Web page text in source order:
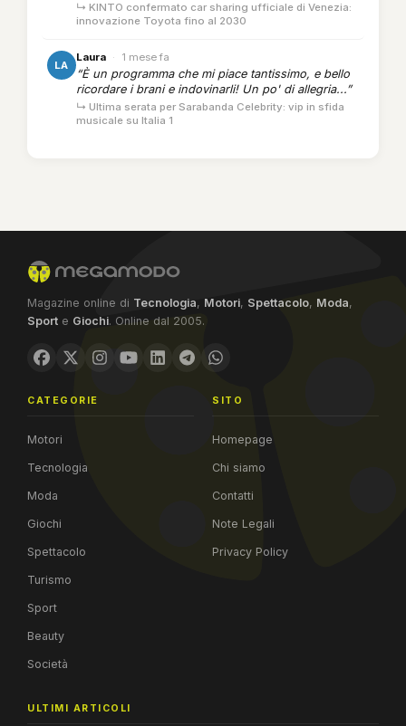
↳ KINTO confermato car sharing ufficiale di Venezia:
innovazione Toyota fino al 2030
LA
Laura · 1 mese fa
“È un programma che mi piace tantissimo, e bello
ricordare i brani e indovinarli! Un po' di allegria...”
↳ Ultima serata per Sarabanda Celebrity: vip in sfida
musicale su Italia 1
Magazine online di Tecnologia, Motori, Spettacolo, Moda,
Sport e Giochi. Online dal 2005.
CATEGORIE
Motori
Tecnologia
Moda
Giochi
Spettacolo
Turismo
Sport
Beauty
Società
SITO
Homepage
Chi siamo
Contatti
Note Legali
Privacy Policy
ULTIMI ARTICOLI